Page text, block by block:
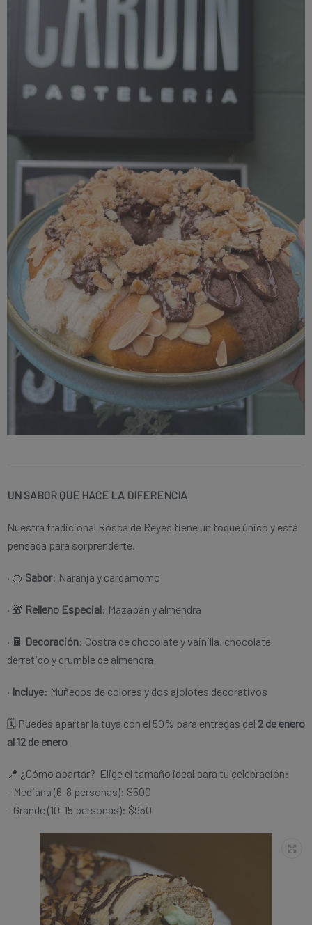
UN SABOR QUE HACE LA DIFERENCIA
Nuestra tradicional Rosca de Reyes tiene un toque único y está
pensada para sorprenderte.
· 🍊 Sabor: Naranja y cardamomo
· 🎁 Relleno Especial: Mazapán y almendra
· 🍫 Decoración: Costra de chocolate y vainilla, chocolate
derretido y crumble de almendra
· Incluye: Muñecos de colores y dos ajolotes decorativos
🗓️ Puedes apartar la tuya con el 50% para entregas del 2 de enero
al 12 de enero
📍 ¿Cómo apartar? Elige el tamaño ideal para tu celebración:
- Mediana (6-8 personas): $500
- Grande (10-15 personas): $950